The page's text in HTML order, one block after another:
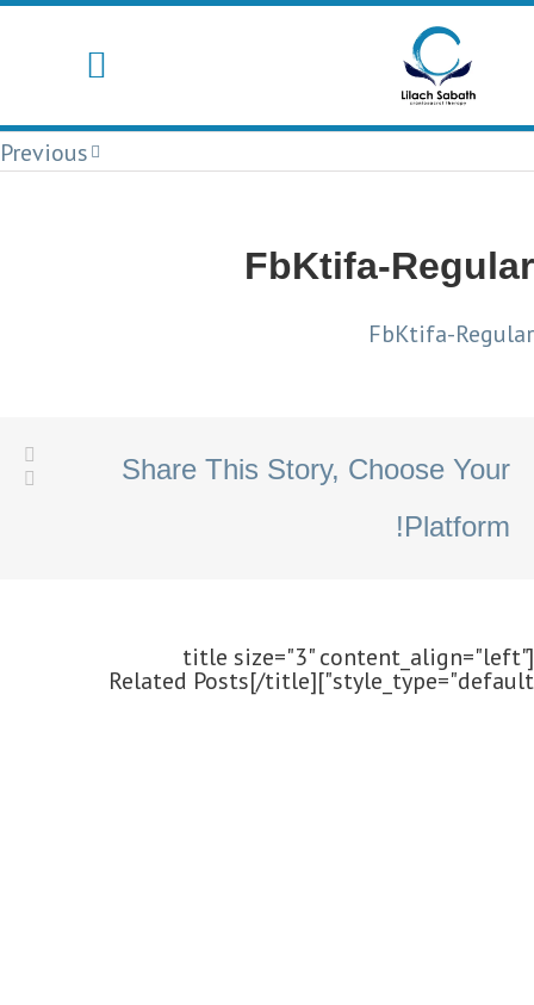
Previous
FbKtifa-Regular
FbKtifa-Regular
Share This Story, Choose Your
Platform!
[title size="3" content_align="left"
style_type="default"]Related Posts[/title]